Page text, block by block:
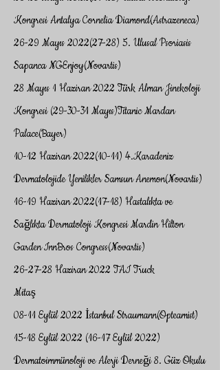
Kongresi Antalya Cornelia Diamond(Astrazeneca)
26-29 Mayıs2022(27-28) 5. Ulusal Psoriasis
Sapanca NGEnjoy(Novartis)
28 Mayıs 1 Haziran 2022 Türk Alman Jinekoloji
Kongresi (29-30-31 Mayıs)Titanic Mardan
Palace(Bayer)
10-12 Haziran2022(10-11) 4.Karadeniz
Dermatolojide Yenilikler Samsun Anemon(Novartis)
16-19 Haziran2022(17-18) Hastalıkta ve
Sağlıkta Dermatoloji Kongresi Mardin Hilton
Garden InnBros Congress(Novartis)
26-27-28 Haziran 2022 TAI Truck
Mitaş
08-11 Eylül 2022 İstanbul Straumann(Opteamist)
15-18 Eylül2022 (16-17Eylül 2022)
Dermatoimmünoloji ve Alerji Derneği 8. Güz Okulu